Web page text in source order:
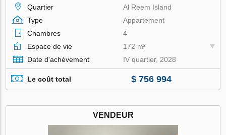
Quartier
Al Reem Island
Type
Appartement
Chambres
4
Espace de vie
172 m²
Date d'achèvement
IV quartier, 2028
Le coût total $ 756 994
VENDEUR